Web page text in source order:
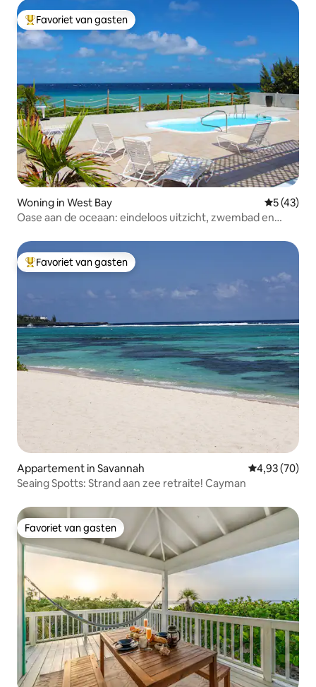
Topfavoriet van gasten
Favoriet van gasten
Woning in West Bay
5 (43)
Oase aan de oceaan: eindeloos uitzicht, zwembad en
Topfavoriet van gasten
Favoriet van gasten
Appartement in Savannah Gemiddelde
4,93 (70)
Seaing Spotts: Strand aan zee retraite! Cayman
Favoriet van gasten
Favoriet van gasten